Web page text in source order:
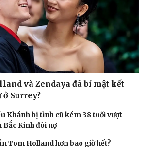
và Zendaya đã bí mật kết
Surrey?
Khánh bị tình cũ kém 38 tuổi vượt
Bắc Kinh đòi nợ
Tom Holland hơn bao giờ hết?